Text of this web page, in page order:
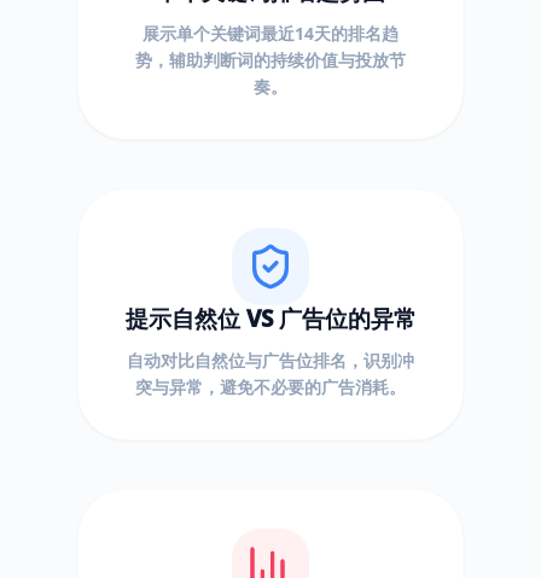
展示单个关键词最近14天的排名趋
势，辅助判断词的持续价值与投放节
奏。
提示自然位 VS 广告位的异常
自动对比自然位与广告位排名，识别冲
突与异常，避免不必要的广告消耗。